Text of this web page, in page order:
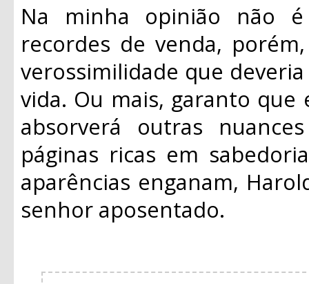
Na minha opinião não
recordes de venda,
verossimilidade que
vida. Ou mais, garanto que
absorverá outras
páginas ricas em
aparências enganam,
senhor aposentado.